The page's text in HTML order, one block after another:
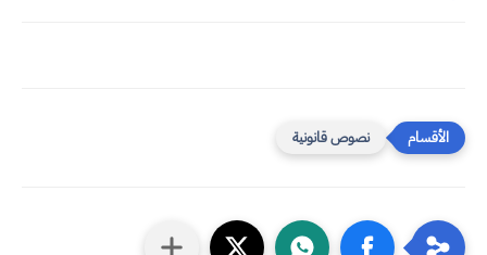
نصوص قانونية